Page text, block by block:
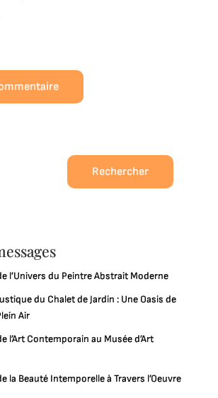
Rechercher
l’Univers du Peintre Abstrait Moderne
du Chalet de Jardin : Une Oasis de
Air
l’Art Contemporain au Musée d’Art
la Beauté Intemporelle à Travers l’Oeuvre